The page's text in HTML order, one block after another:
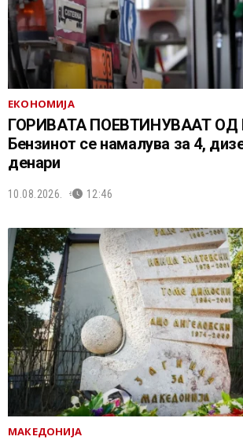
ЕКОНОМИЈА
ГОРИВАТА ПОЕВТИНУВААТ
Бензинот се намалува за 4,
денари
10.08.2026. 12:46
МАКЕДОНИЈА